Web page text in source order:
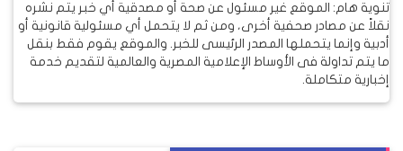
تنوية هام: الموقع غير مسئول عن صحة أو مصدقية أي خبر يتم نشره
نقلاً عن مصادر صحفية أخرى، ومن ثم لا يتحمل أي مسئولية قانونية أو
أدبية وإنما يتحملها المصدر الرئيسى للخبر. والموقع يقوم فقط بنقل
ما يتم تداولة فى الأوساط الإعلامية المصرية والعالمية لتقديم خدمة
إخبارية متكاملة.